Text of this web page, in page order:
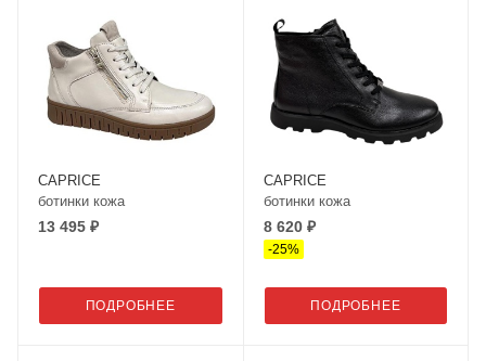
CAPRICE
ботинки кожа
13 495 ₽
ПОДРОБНЕЕ
CAPRICE
ботинки кожа
8 620 ₽
-25%
ПОДРОБНЕЕ